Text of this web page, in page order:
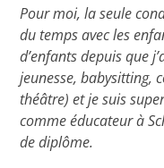
Pour moi, la seule
du temps avec les
d’enfants depuis que
jeunesse, babysitting,
théâtre) et je suis
comme éducateur à
de diplôme.